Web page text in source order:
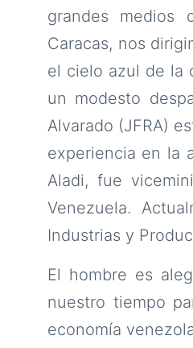
grandes medios
Caracas, nos
el cielo azul de la
un modesto
Alvarado (JFRA)
experiencia en la
Aladi, fue
Venezuela.
Industrias y
El hombre es
nuestro tiempo
economía